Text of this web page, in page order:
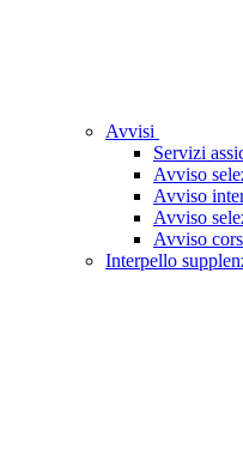
Avvisi
Servizi
Avviso
Avviso
Avviso
Avviso
Interpello